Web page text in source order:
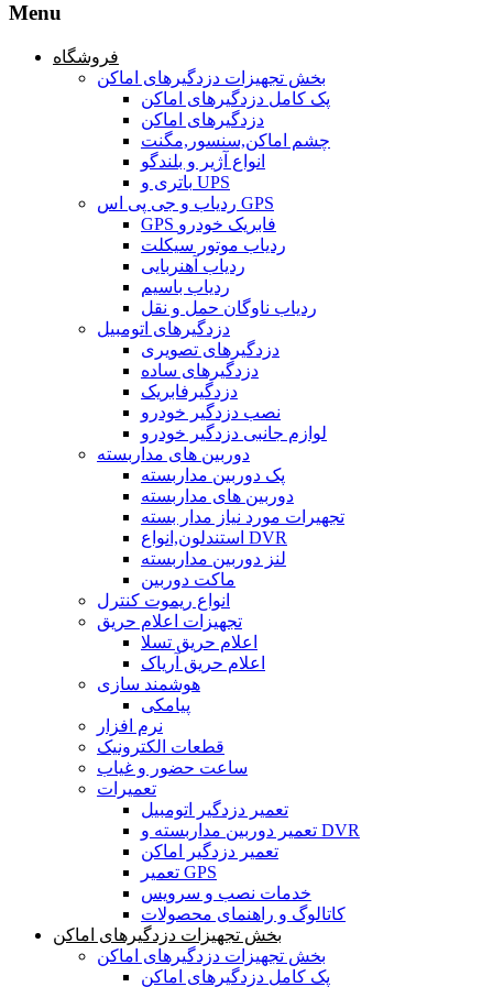
Menu
فروشگاه
بخش تجهیزات دزدگیرهای اماکن
پک کامل دزدگیرهای اماکن
دزدگیرهای اماکن
چشم اماکن,سنسور,مگنت
انواع آژیر و بلندگو
باتری و UPS
ردیاب و جی پی اس GPS
GPS فابریک خودرو
ردیاب موتور سیکلت
ردیاب آهنربایی
ردیاب باسیم
ردیاب ناوگان حمل و نقل
دزدگیرهای اتومبیل
دزدگیرهای تصویری
دزدگیرهای ساده
دزدگیرفابریک
نصب دزدگیر خودرو
لوازم جانبی دزدگیر خودرو
دوربین های مداربسته
پک دوربین مداربسته
دوربین های مداربسته
تجهیرات مورد نیاز مدار بسته
استندلون,انواع DVR
لنز دوربین مداربسته
ماکت دوربین
انواع ریموت کنترل
تجهیزات اعلام حریق
اعلام حریق تسلا
اعلام حریق آریاک
هوشمند سازی
پیامکی
نرم افزار
قطعات الکترونیک
ساعت حضور و غیاب
تعمیرات
تعمیر دزدگیر اتومبیل
تعمیر دوربین مداربسته و DVR
تعمیر دزدگیر اماکن
تعمیر GPS
خدمات نصب و سرویس
کاتالوگ و راهنمای محصولات
بخش تجهیزات دزدگیرهای اماکن
بخش تجهیزات دزدگیرهای اماکن
پک کامل دزدگیرهای اماکن